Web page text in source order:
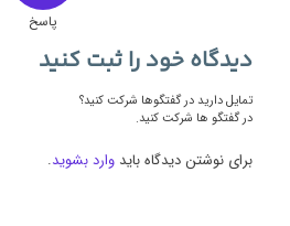
پاسخ
دیدگاه خود را ثبت کنید
تمایل دارید در گفتگوها شرکت کنید؟
در گفتگو ها شرکت کنید.
برای نوشتن دیدگاه باید وارد بشوید.